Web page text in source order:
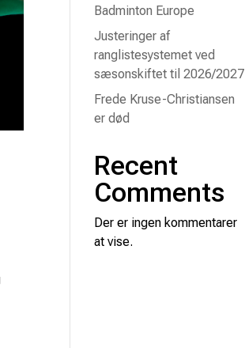
Badminton Europe
Justeringer af
ranglistesystemet ved
sæsonskiftet til 2026/2027
Frede Kruse-Christiansen
er død
Recent
Comments
Der er ingen kommentarer
at vise.